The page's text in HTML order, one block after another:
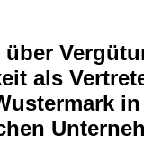
als
in